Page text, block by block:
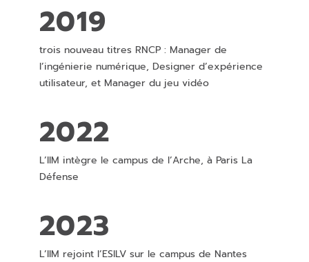
2019
trois nouveau titres RNCP : Manager de
l’ingénierie numérique, Designer d’expérience
utilisateur, et Manager du jeu vidéo
2022
L’IIM intègre le campus de l’Arche, à Paris La
Défense
2023
L’IIM rejoint l’ESILV sur le campus de Nantes